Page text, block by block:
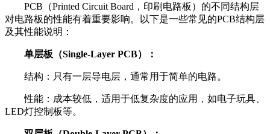
PCB（Printed Circuit Board，印刷电路板）的不同结构层
对电路板的性能有着重要影响。以下是一些常见的PCB结构层
及其性能说明：
单层板（Single-Layer PCB）：
结构：只有一层导电层，通常用于简单的电路。
性能：成本较低，适用于低复杂度的应用，如电子玩具、
LED灯控制板等。